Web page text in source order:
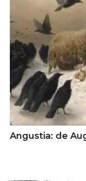
Angustia: de